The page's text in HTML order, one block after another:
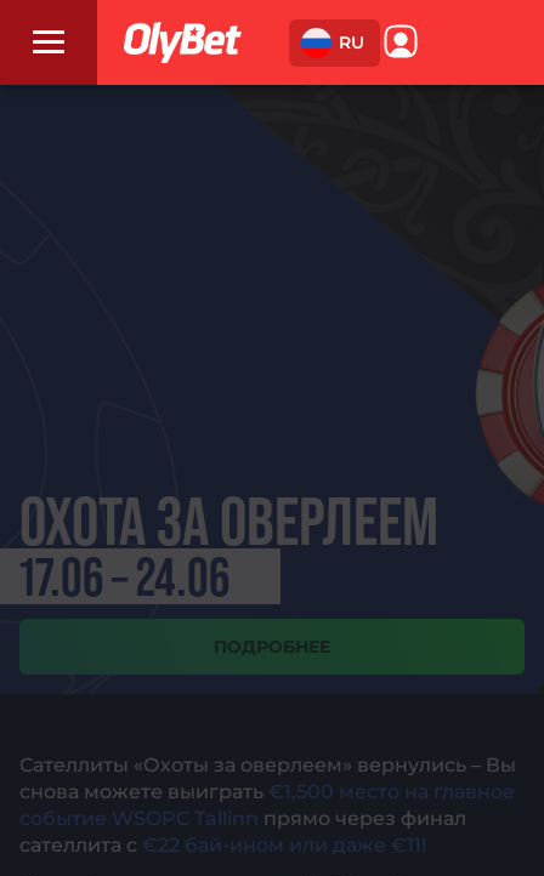
RU
ОХОТА ЗА ОВЕРЛЕЕМ
17.06 – 24.06
ПОДРОБНЕЕ
Сателлиты «Охоты за оверлеем» вернулись – Вы
снова можете выиграть €1,500 место на главное
событие WSOPC Tallinn прямо через финал
сателлита с €22 бай-ином или даже €11!